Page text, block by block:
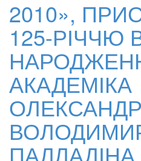
2010»,
125-РІЧЧЮ
АКАДЕМІКА
ПАЛЛАДІНА